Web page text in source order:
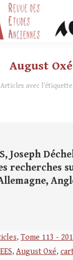
August Oxé
:
Articles avec
Joseph
recherches
, Tome 113 -
, August Oxé,